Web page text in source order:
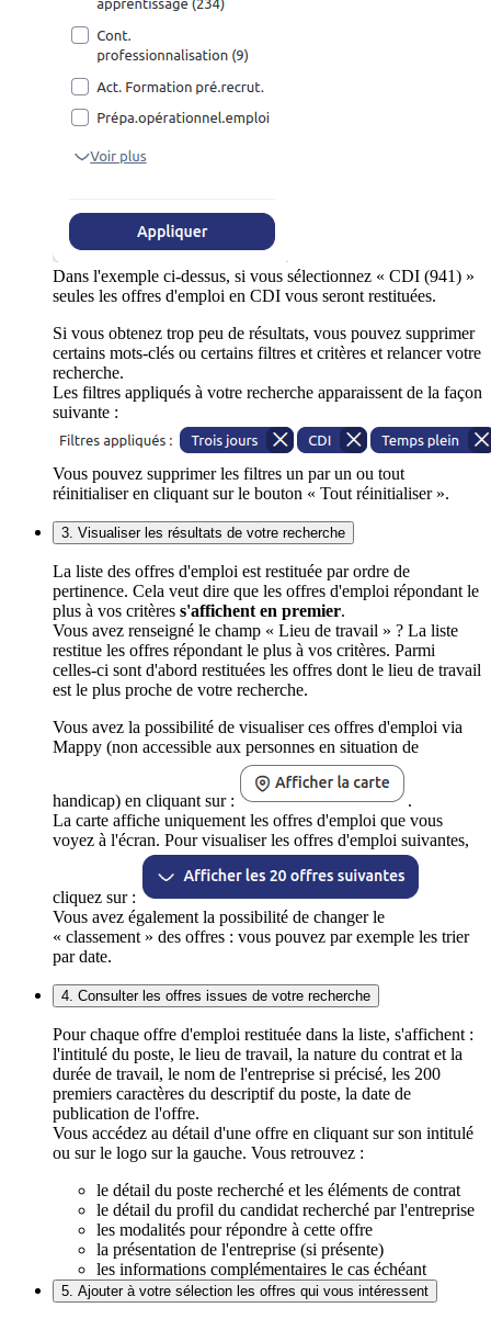
Dans l'exemple ci-dessus, si vous sélectionnez « CDI (941) »
seules les offres d'emploi en CDI vous seront restituées.
Si vous obtenez trop peu de résultats, vous pouvez supprimer
certains mots-clés ou certains filtres et critères et relancer votre
recherche.
Les filtres appliqués à votre recherche apparaissent de la façon
suivante :
Vous pouvez supprimer les filtres un par un ou tout
réinitialiser en cliquant sur le bouton « Tout réinitialiser ».
3. Visualiser les résultats de votre recherche
La liste des offres d'emploi est restituée par ordre de
pertinence. Cela veut dire que les offres d'emploi répondant le
plus à vos critères s'affichent en premier.
Vous avez renseigné le champ « Lieu de travail » ? La liste
restitue les offres répondant le plus à vos critères. Parmi
celles-ci sont d'abord restituées les offres dont le lieu de travail
est le plus proche de votre recherche.
Vous avez la possibilité de visualiser ces offres d'emploi via
Mappy (non accessible aux personnes en situation de
handicap) en cliquant sur :
.
La carte affiche uniquement les offres d'emploi que vous
voyez à l'écran. Pour visualiser les offres d'emploi suivantes,
cliquez sur :
Vous avez également la possibilité de changer le
« classement » des offres : vous pouvez par exemple les trier
par date.
4. Consulter les offres issues de votre recherche
Pour chaque offre d'emploi restituée dans la liste, s'affichent :
l'intitulé du poste, le lieu de travail, la nature du contrat et la
durée de travail, le nom de l'entreprise si précisé, les 200
premiers caractères du descriptif du poste, la date de
publication de l'offre.
Vous accédez au détail d'une offre en cliquant sur son intitulé
ou sur le logo sur la gauche. Vous retrouvez :
le détail du poste recherché et les éléments de contrat
le détail du profil du candidat recherché par l'entreprise
les modalités pour répondre à cette offre
la présentation de l'entreprise (si présente)
les informations complémentaires le cas échéant
5. Ajouter à votre sélection les offres qui vous intéressent